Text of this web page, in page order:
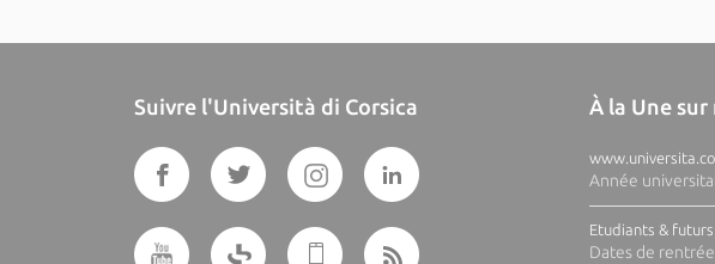
Suivre l'Università di Corsica À la Une
Année
Etudiants &
Dates de